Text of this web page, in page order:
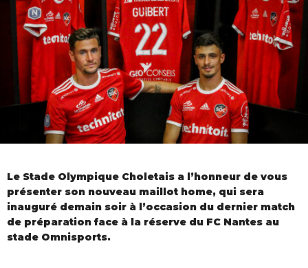
Le Stade Olympique Choletais a l’honneur de vous
présenter son nouveau maillot home, qui sera
inauguré demain soir à l’occasion du dernier match
de préparation face à la réserve du FC Nantes au
stade Omnisports.